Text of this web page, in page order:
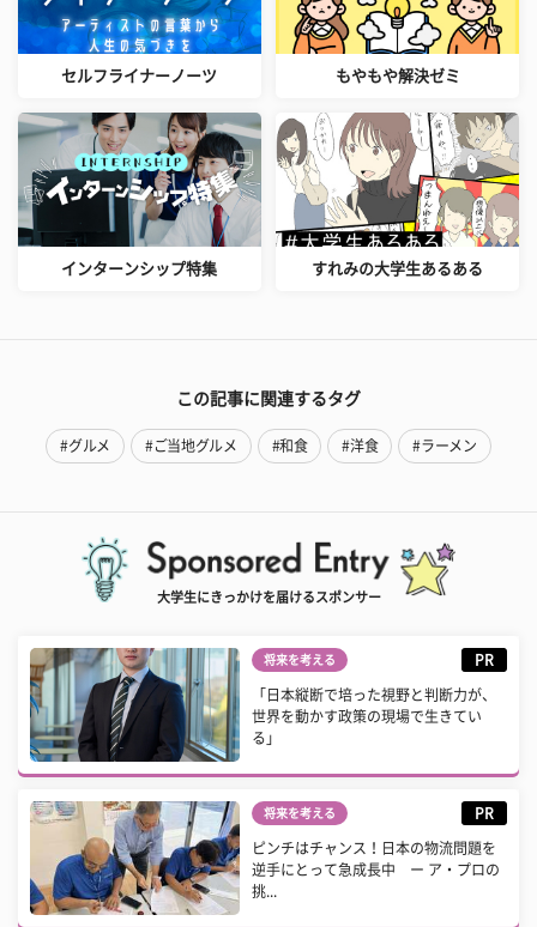
セルフライナーノーツ もやもや解決ゼミ
インターンシップ特集 すれみの大学生あるある
この記事に関連するタグ
#グルメ #ご当地グルメ #和食 #洋食 #ラーメン
大学生にきっかけを届けるスポンサー
将来を考える PR
「日本縦断で培った視野と判断力が、
世界を動かす政策の現場で生きてい
る」
将来を考える PR
ピンチはチャンス！日本の物流問題を
逆手にとって急成長中 ー ア・プロの
挑...